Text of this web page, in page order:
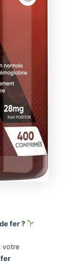
fer ?
votre